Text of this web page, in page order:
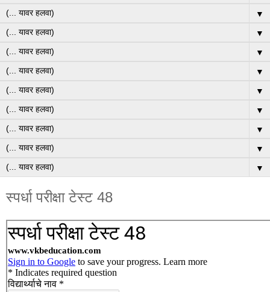
▼
▼
▼
▼
▼
▼
▼
▼
▼
स्पर्धा परीक्षा टेस्ट 48